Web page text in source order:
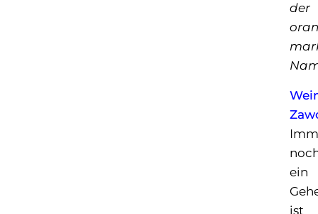
der
ein
ist